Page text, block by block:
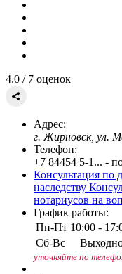
4.0 / 7 оценок
Адрес:
г. Жирновск, ул.
Телефон:
+7 84454 5-1... -
Консультация по
наследству
нотариусов на
График работы:
Пн-Пт 10:00 -
Сб-Вс
уточняйте по